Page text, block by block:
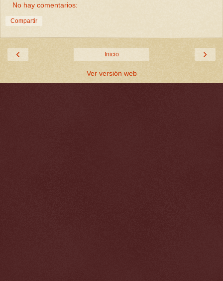
No hay comentarios:
Compartir
‹ ›
Inicio
Ver versión web